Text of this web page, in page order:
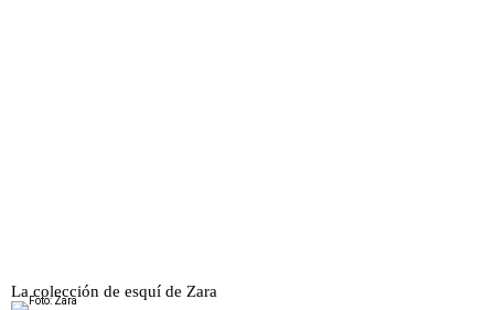
La colección de esquí de Zara